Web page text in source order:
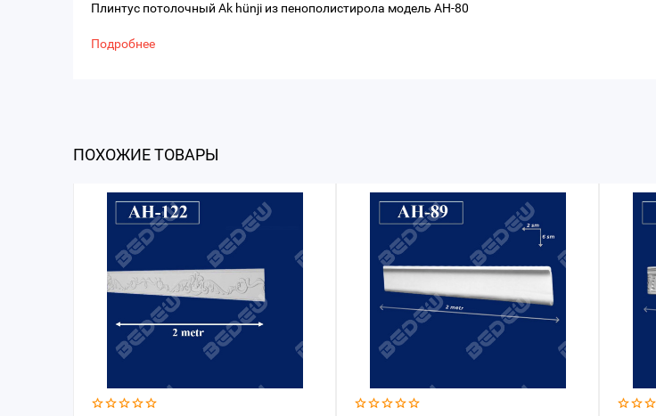
Плинтус потолочный Ak hünji из пенополистирола модель AH-80
Подробнее
ПОХОЖИЕ ТОВАРЫ